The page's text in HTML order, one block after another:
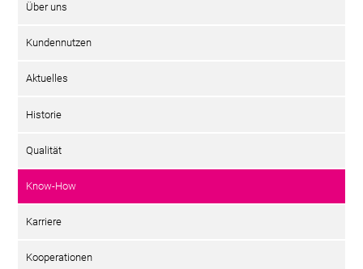
Über uns
Kundennutzen
Aktuelles
Historie
Qualität
Know-How
Karriere
Kooperationen